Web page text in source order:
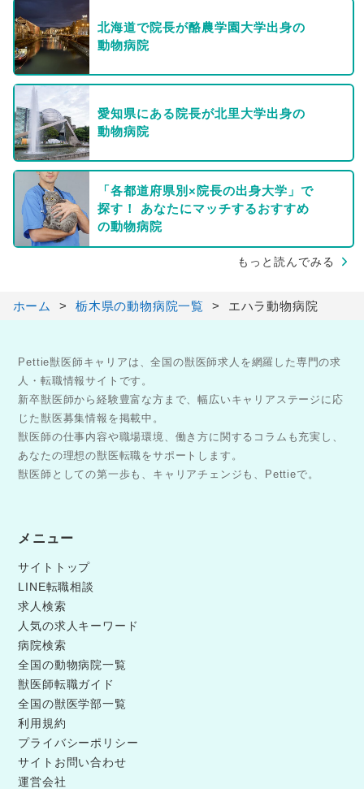
北海道で院長が酪農学園大学出身の
動物病院
愛知県にある院長が北里大学出身の
動物病院
「各都道府県別×院長の出身大学」で
探す！ あなたにマッチするおすすめ
の動物病院
もっと読んでみる
ホーム 栃木県の動物病院一覧 エハラ動物病院
Pettie獣医師キャリアは、全国の獣医師求人を網羅した専門の求
人・転職情報サイトです。
新卒獣医師から経験豊富な方まで、幅広いキャリアステージに応
じた獣医募集情報を掲載中。
獣医師の仕事内容や職場環境、働き方に関するコラムも充実し、
あなたの理想の獣医転職をサポートします。
獣医師としての第一歩も、キャリアチェンジも、Pettieで。
メニュー
サイトトップ
LINE転職相談
求人検索
人気の求人キーワード
病院検索
全国の動物病院一覧
獣医師転職ガイド
全国の獣医学部一覧
利用規約
プライバシーポリシー
サイトお問い合わせ
運営会社